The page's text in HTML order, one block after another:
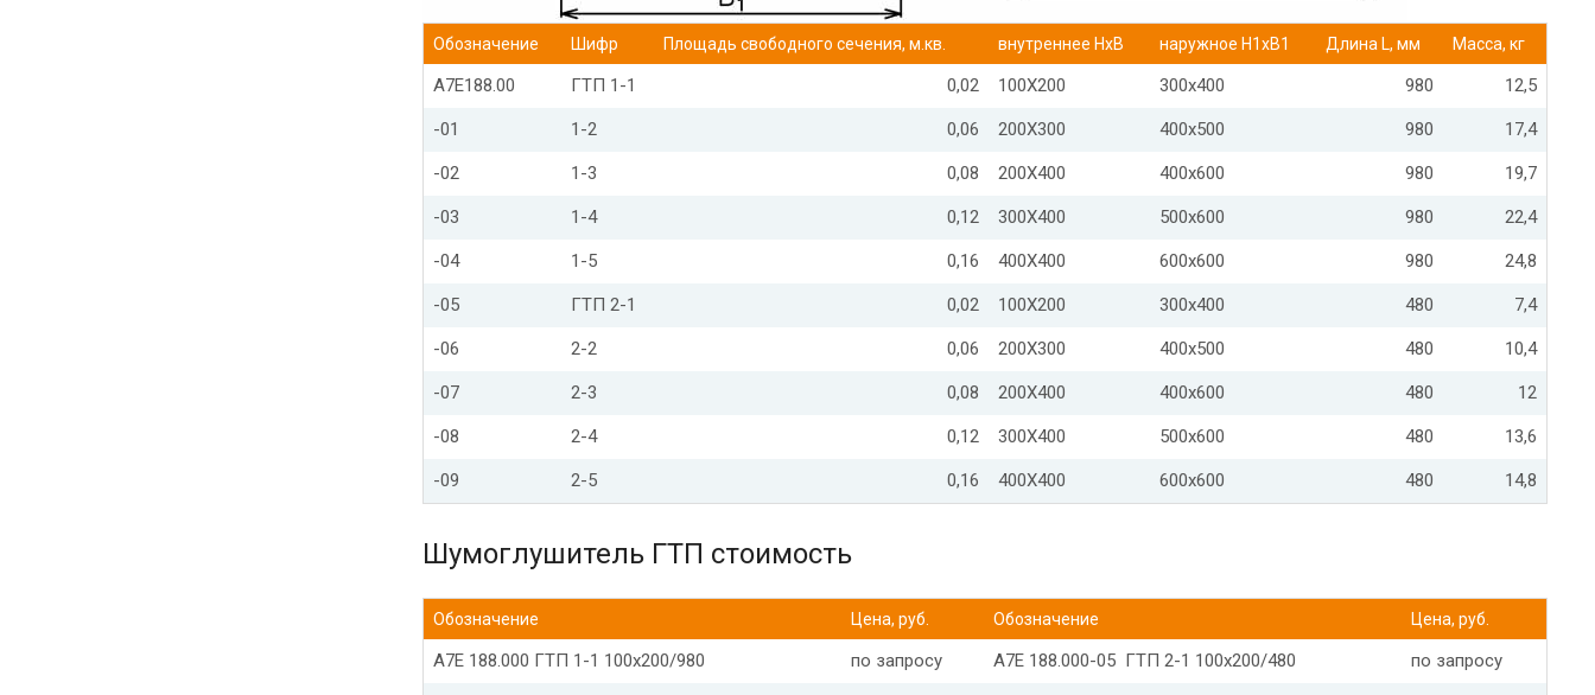
Обозначение Шифр Площадь свободного сечения, м.кв. внутреннее НхВ наружное Н1хВ1 Длина L, мм Масса, кг
А7Е188.00 ГТП 1-1 0,02 100Х200 300х400 980 12,5
-01 1-2 0,06 200Х300 400х500 980 17,4
-02 1-3 0,08 200Х400 400х600 980 19,7
-03 1-4 0,12 300Х400 500х600 980 22,4
-04 1-5 0,16 400Х400 600х600 980 24,8
-05 ГТП 2-1 0,02 100Х200 300х400 480 7,4
-06 2-2 0,06 200Х300 400х500 480 10,4
-07 2-3 0,08 200Х400 400х600 480 12
-08 2-4 0,12 300Х400 500х600 480 13,6
-09 2-5 0,16 400Х400 600х600 480 14,8
Шумоглушитель ГТП стоимость
Обозначение Цена, руб. Обозначение Цена, руб.
А7Е 188.000 ГТП 1-1 100х200/980 по запросу А7Е 188.000-05 ГТП 2-1 100х200/480 по запросу